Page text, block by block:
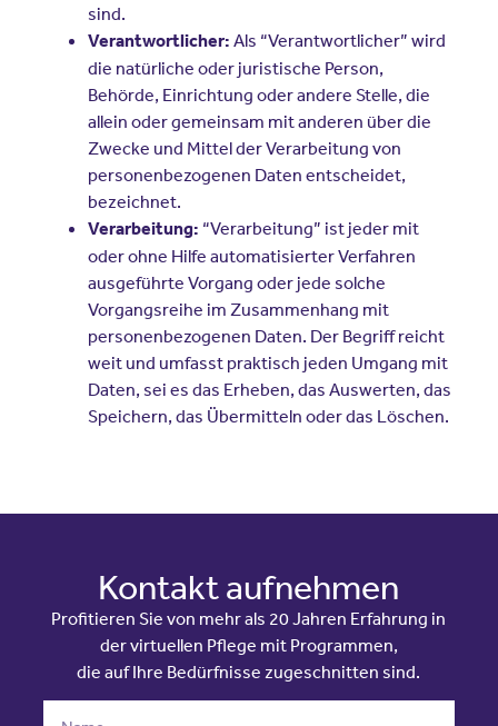
sind.
Verantwortlicher: Als “Verantwortlicher” wird
die natürliche oder juristische Person,
Behörde, Einrichtung oder andere Stelle, die
allein oder gemeinsam mit anderen über die
Zwecke und Mittel der Verarbeitung von
personenbezogenen Daten entscheidet,
bezeichnet.
Verarbeitung: “Verarbeitung” ist jeder mit
oder ohne Hilfe automatisierter Verfahren
ausgeführte Vorgang oder jede solche
Vorgangsreihe im Zusammenhang mit
personenbezogenen Daten. Der Begriff reicht
weit und umfasst praktisch jeden Umgang mit
Daten, sei es das Erheben, das Auswerten, das
Speichern, das Übermitteln oder das Löschen.
Kontakt aufnehmen
Profitieren Sie von mehr als 20 Jahren Erfahrung in
der virtuellen Pflege mit Programmen,
die auf Ihre Bedürfnisse zugeschnitten sind.